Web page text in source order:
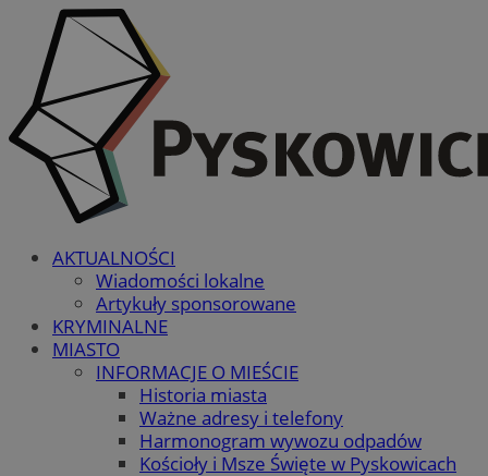
AKTUALNOŚCI
Wiadomości lokalne
Artykuły sponsorowane
KRYMINALNE
MIASTO
INFORMACJE O MIEŚCIE
Historia miasta
Ważne adresy i telefony
Harmonogram wywozu odpadów
Kościoły i Msze Święte w Pyskowicach